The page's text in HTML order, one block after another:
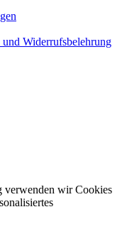
Widerrufsbelehrung
wir Cookies